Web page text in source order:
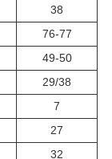
38
76-77
49-50
29/38
7
27
32